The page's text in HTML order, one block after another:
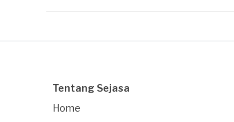
Tentang Sejasa
Home